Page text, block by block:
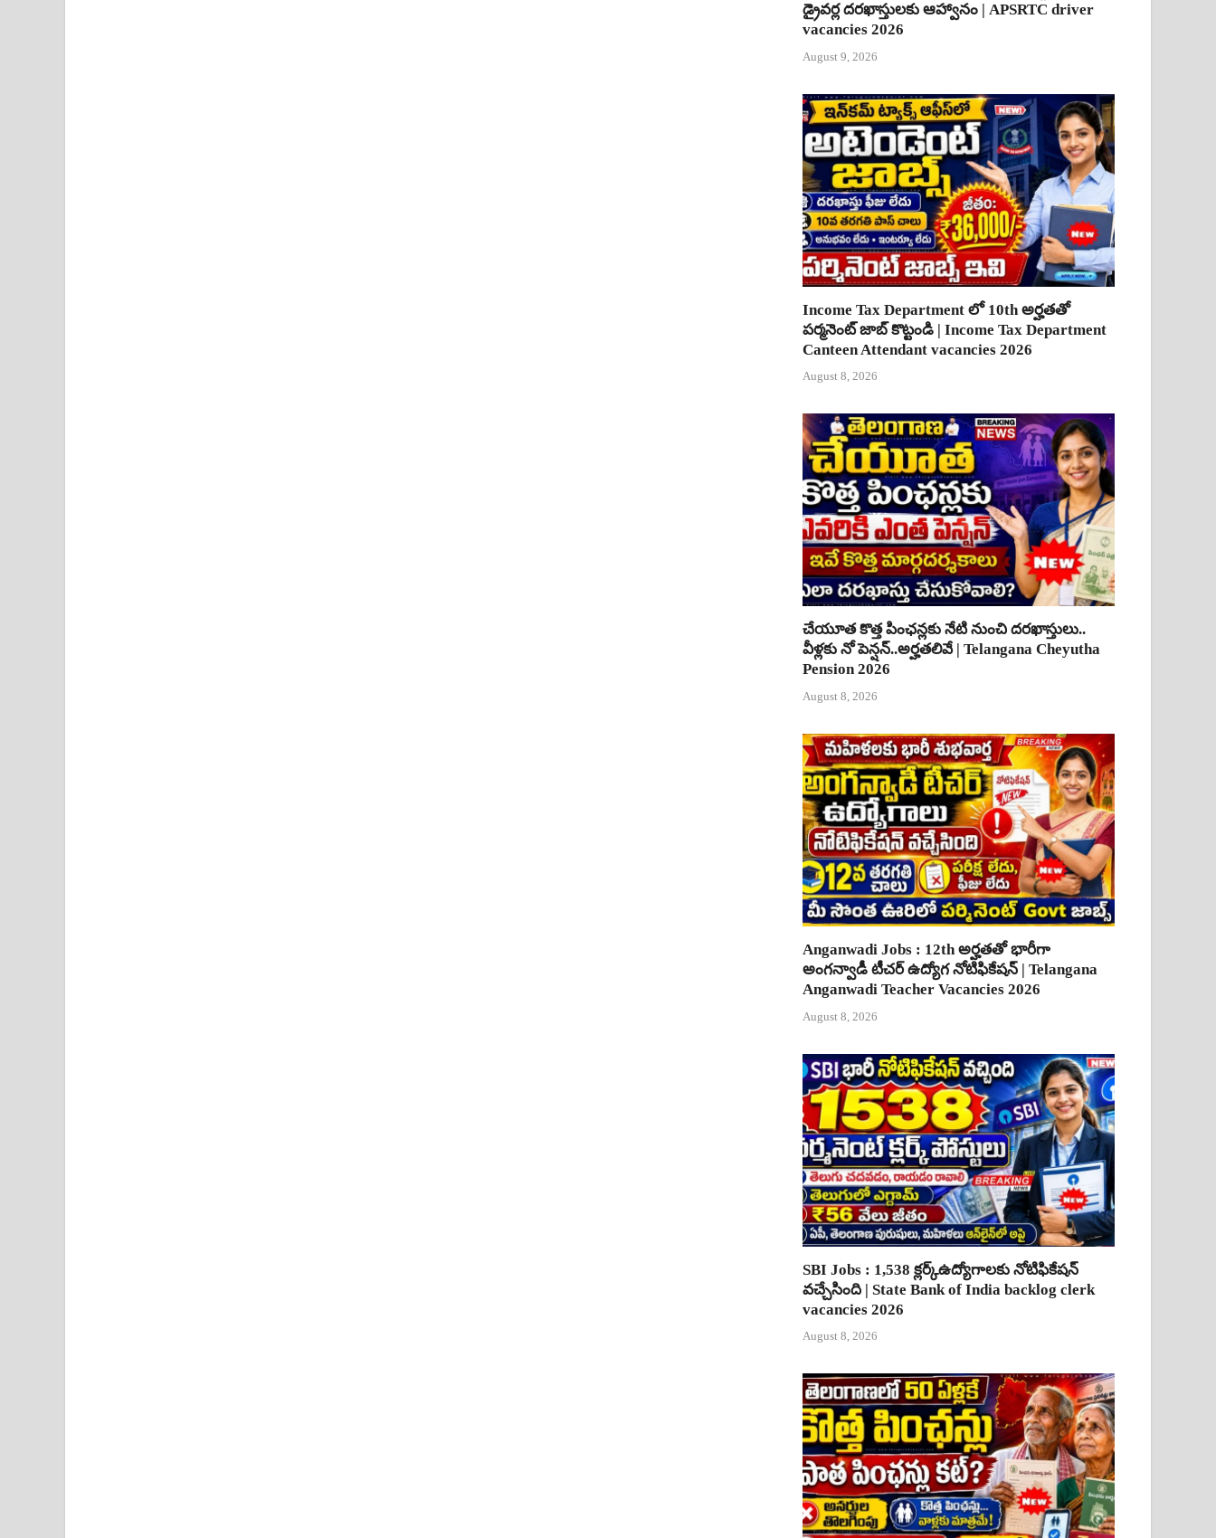
డ్రైవర్ల దరఖాస్తులకు ఆహ్వానం | APSRTC driver
vacancies 2026
August 9, 2026
Income Tax Department లో 10th అర్హతతో
పర్మనెంట్ జాబ్ కొట్టండి | Income Tax Department
Canteen Attendant vacancies 2026
August 8, 2026
చేయూత కొత్త పింఛన్లకు నేటి నుంచి దరఖాస్తులు..
వీళ్లకు నో పెన్షన్..అర్హతలివే | Telangana Cheyutha
Pension 2026
August 8, 2026
Anganwadi Jobs : 12th అర్హతతో భారీగా
అంగన్వాడీ టీచర్ ఉద్యోగ నోటిఫికేషన్ | Telangana
Anganwadi Teacher Vacancies 2026
August 8, 2026
SBI Jobs : 1,538 క్లర్క్ఉద్యోగాలకు నోటిఫికేషన్
వచ్చేసింది | State Bank of India backlog clerk
vacancies 2026
August 8, 2026